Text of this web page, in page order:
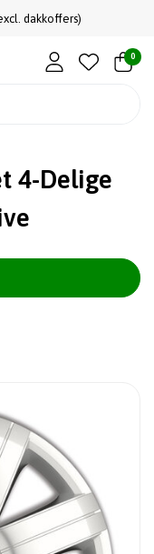
dakkoffers)
0
4-Delige